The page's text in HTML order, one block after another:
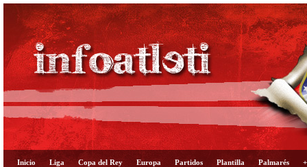
Inicio Liga Copa del Rey Europa Partidos Plantilla Palmarés